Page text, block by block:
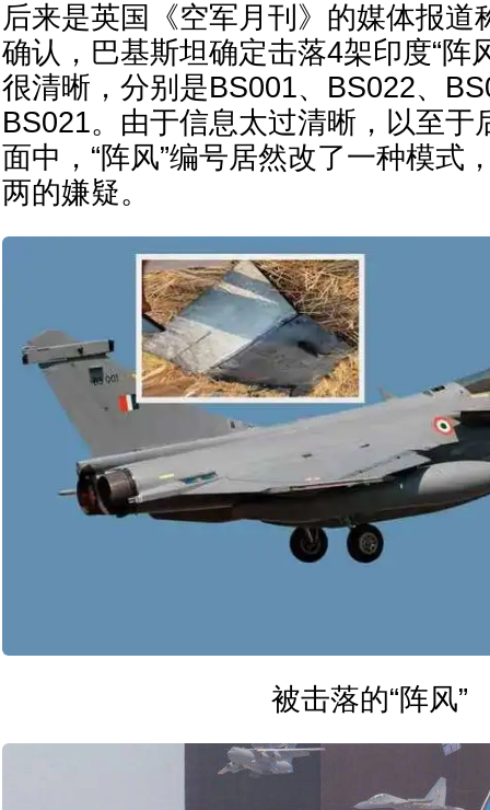
后来是英国《空军月刊》的媒体报道
确认，巴基斯坦确定击落4架印度“阵
很清晰，分别是BS001、BS022、
BS021。由于信息太过清晰，以至于
面中，“阵风”编号居然改了一种模式
两的嫌疑。
被击落的“阵风”